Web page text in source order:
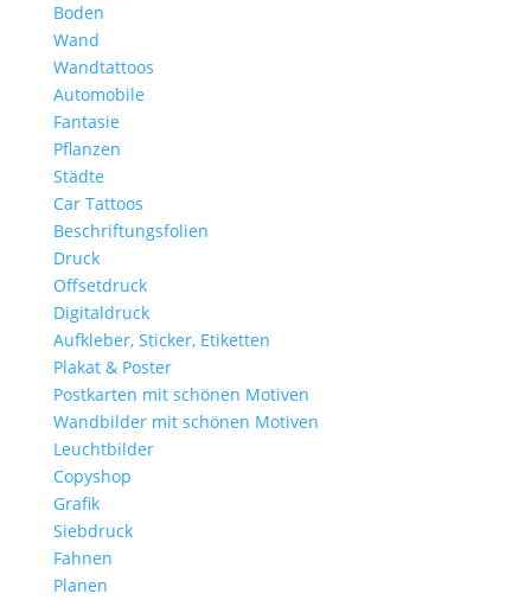
Boden
Wand
Wandtattoos
Automobile
Fantasie
Pflanzen
Städte
Car Tattoos
Beschriftungsfolien
Druck
Offsetdruck
Digitaldruck
Aufkleber, Sticker, Etiketten
Plakat & Poster
Postkarten mit schönen Motiven
Wandbilder mit schönen Motiven
Leuchtbilder
Copyshop
Grafik
Siebdruck
Fahnen
Planen